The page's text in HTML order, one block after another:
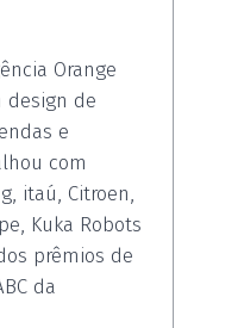
Orange
design de
e
com
itaú, Citroen,
Kuka Robots
prêmios de
da